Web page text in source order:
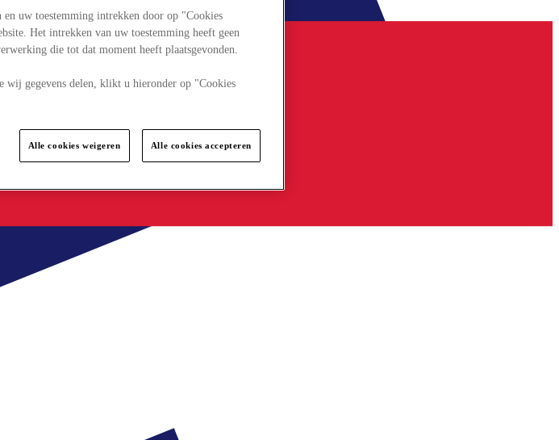
uw toestemming intrekken door op "Cookies
Het intrekken van uw toestemming heeft geen
die tot dat moment heeft plaatsgevonden.
wij gegevens delen, klikt u hieronder op "Cookies
Alle cookies weigeren Alle cookies accepteren